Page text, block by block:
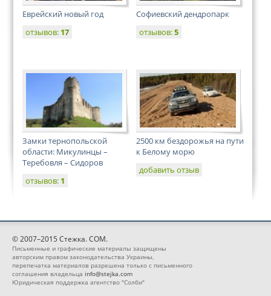
Еврейский новый год
отзывов: 17
Софиевский дендропарк
отзывов:5
Замки тернопольской
области: Микулинцы –
Теребовля – Сидоров
отзывов: 1
2500 км бездорожья на пути
к Белому морю
добавить отзыв
© 2007–2015 Стежка. COM.
Письменные и графические материалы защищены
авторским правом законодательства Украины,
перепечатка материалов разрешена только с письменного
соглашения владельца info@stejka.com
Юридическая поддержка агентство "Солби"